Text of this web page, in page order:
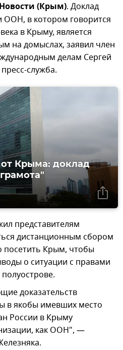
(Крым). Доклад
в котором говорится
в Крыму, является
на домыслах, заявил член
делам Сергей
служба.
Крыма: доклад
представителям
дистанционным сбором
посетить Крым, чтобы
о ситуации с правами
доказательств
в якобы имевших место
России в Крыму
как ООН", —